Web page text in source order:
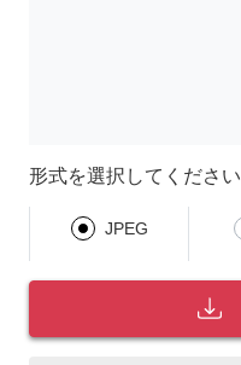
形式を選択してください
JPEG